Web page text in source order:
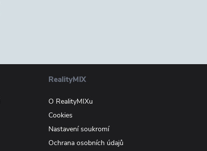
RealityMIX
O RealityMIXu
Cookies
Nastavení soukromí
Ochrana osobních údajů